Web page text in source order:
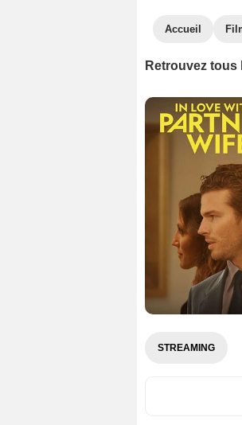
Accueil
Retrouvez
STREAMING